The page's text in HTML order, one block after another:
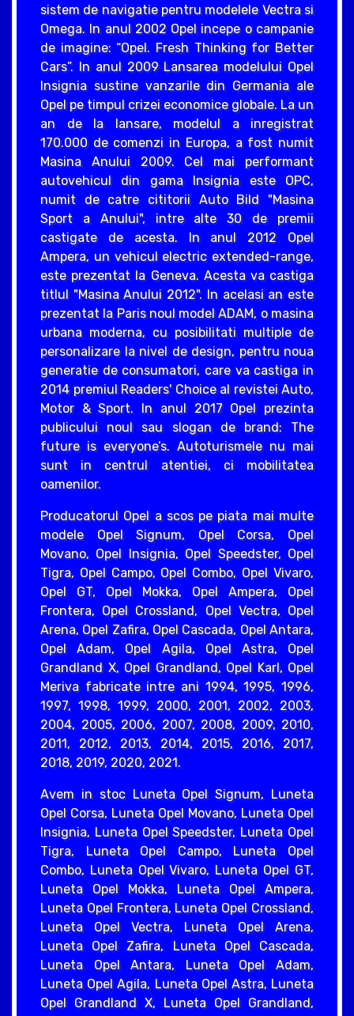
sistem de navigatie pentru modelele Vectra si
Omega. In anul 2002 Opel incepe o campanie
de imagine: “Opel. Fresh Thinking for Better
Cars”. In anul 2009 Lansarea modelului Opel
Insignia sustine vanzarile din Germania ale
Opel pe timpul crizei economice globale. La un
an de la lansare, modelul a inregistrat
170.000 de comenzi in Europa, a fost numit
Masina Anului 2009. Cel mai performant
autovehicul din gama Insignia este OPC,
numit de catre cititorii Auto Bild "Masina
Sport a Anului", intre alte 30 de premii
castigate de acesta. In anul 2012 Opel
Ampera, un vehicul electric extended-range,
este prezentat la Geneva. Acesta va castiga
titlul "Masina Anului 2012". In acelasi an este
prezentat la Paris noul model ADAM, o masina
urbana moderna, cu posibilitati multiple de
personalizare la nivel de design, pentru noua
generatie de consumatori, care va castiga in
2014 premiul Readers' Choice al revistei Auto,
Motor & Sport. In anul 2017 Opel prezinta
publicului noul sau slogan de brand: The
future is everyone’s. Autoturismele nu mai
sunt in centrul atentiei, ci mobilitatea
oamenilor.
Producatorul Opel a scos pe piata mai multe
modele Opel Signum, Opel Corsa, Opel
Movano, Opel Insignia, Opel Speedster, Opel
Tigra, Opel Campo, Opel Combo, Opel Vivaro,
Opel GT, Opel Mokka, Opel Ampera, Opel
Frontera, Opel Crossland, Opel Vectra, Opel
Arena, Opel Zafira, Opel Cascada, Opel Antara,
Opel Adam, Opel Agila, Opel Astra, Opel
Grandland X, Opel Grandland, Opel Karl, Opel
Meriva fabricate intre ani 1994, 1995, 1996,
1997, 1998, 1999, 2000, 2001, 2002, 2003,
2004, 2005, 2006, 2007, 2008, 2009, 2010,
2011, 2012, 2013, 2014, 2015, 2016, 2017,
2018, 2019, 2020, 2021.
Avem in stoc Luneta Opel Signum, Luneta
Opel Corsa, Luneta Opel Movano, Luneta Opel
Insignia, Luneta Opel Speedster, Luneta Opel
Tigra, Luneta Opel Campo, Luneta Opel
Combo, Luneta Opel Vivaro, Luneta Opel GT,
Luneta Opel Mokka, Luneta Opel Ampera,
Luneta Opel Frontera, Luneta Opel Crossland,
Luneta Opel Vectra, Luneta Opel Arena,
Luneta Opel Zafira, Luneta Opel Cascada,
Luneta Opel Antara, Luneta Opel Adam,
Luneta Opel Agila, Luneta Opel Astra, Luneta
Opel Grandland X, Luneta Opel Grandland,